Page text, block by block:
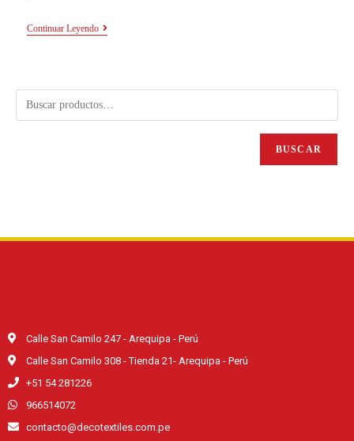
Continuar Leyendo
BUSCAR
Calle San Camilo 247 - Arequipa - Perú
Calle San Camilo 308 - Tienda 21- Arequipa - Perú
+51 54 281226
966514072
contacto@decotextiles.com.pe